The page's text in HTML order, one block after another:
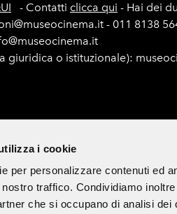
i cookie
per personalizzare contenuti ed
traffico. Condividiamo
che si occupano di analisi
- Contatti clicca qui - Hai dei
- 011 8138
giuridica o istituzionale):
esclusivo di divulgazione culturale ed è